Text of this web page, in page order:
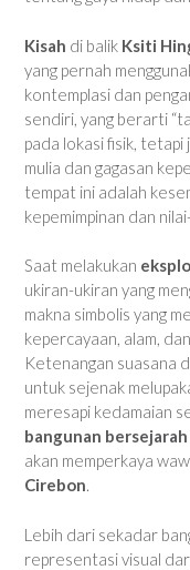
Kisah di balik Ksiti
yang pernah
kontemplasi dan
sendiri, yang berarti
pada lokasi fisik, tetapi
mulia dan gagasan
tempat ini adalah
kepemimpinan dan
Saat melakukan
ukiran-ukiran yang
makna simbolis yang
kepercayaan, alam,
Ketenangan suasana
untuk sejenak
meresapi kedamaian
bangunan bersejarah
akan memperkaya
Cirebon.
Lebih dari sekadar
representasi visual